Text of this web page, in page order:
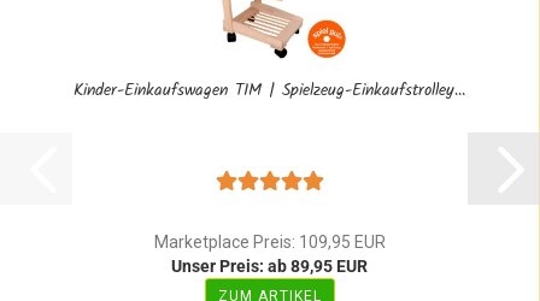
Kinder-Einkaufswagen TIM | Spielzeug-Einkaufstrolley...
Marketplace Preis: 109,95 EUR
Unser Preis: ab 89,95 EUR
ZUM ARTIKEL